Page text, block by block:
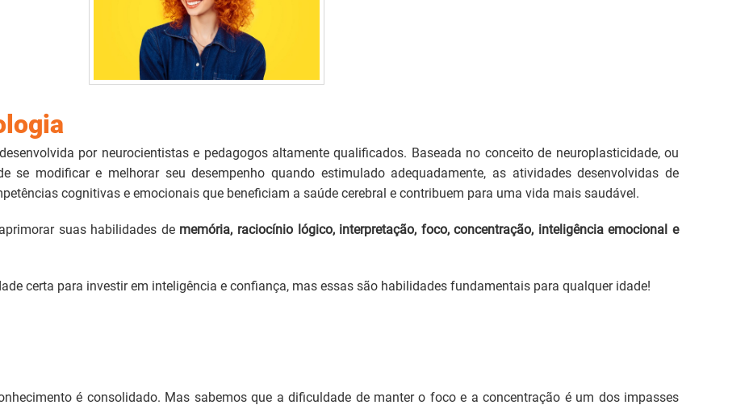
por neurocientistas e pedagogos altamente qualificados. Baseada no conceito de neuroplasticidade, ou
se modificar e melhorar seu desempenho quando estimulado adequadamente, as atividades desenvolvidas de
cognitivas e emocionais que beneficiam a saúde cerebral e contribuem para uma vida mais saudável.
suas habilidades de memória, raciocínio lógico, interpretação, foco, concentração, inteligência emocional e
certa para investir em inteligência e confiança, mas essas são habilidades fundamentais para qualquer idade!
é consolidado. Mas sabemos que a dificuldade de manter o foco e a concentração é um dos impasses